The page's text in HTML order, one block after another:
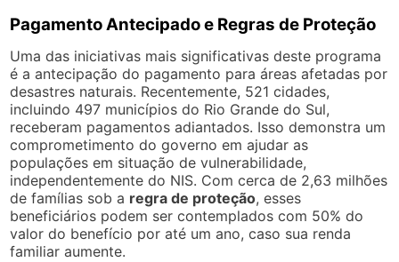
Pagamento Antecipado e Regras de Proteção
Uma das iniciativas mais significativas deste programa
é a antecipação do pagamento para áreas afetadas por
desastres naturais. Recentemente, 521 cidades,
incluindo 497 municípios do Rio Grande do Sul,
receberam pagamentos adiantados. Isso demonstra um
comprometimento do governo em ajudar as
populações em situação de vulnerabilidade,
independentemente do NIS. Com cerca de 2,63 milhões
de famílias sob a regra de proteção, esses
beneficiários podem ser contemplados com 50% do
valor do benefício por até um ano, caso sua renda
familiar aumente.